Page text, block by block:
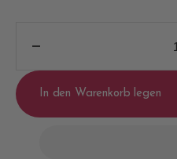
die
Menge
Jeans-
In den Warenkorb legen